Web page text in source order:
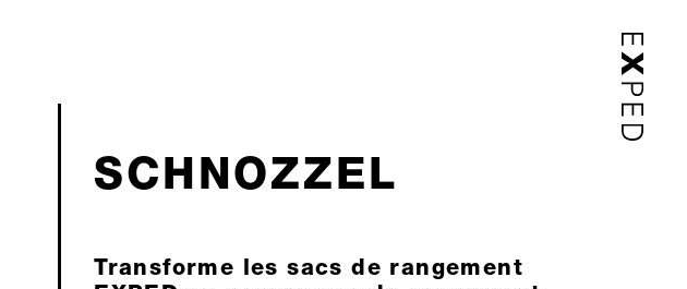
SCHNOZZEL
Transforme les sacs de rangement